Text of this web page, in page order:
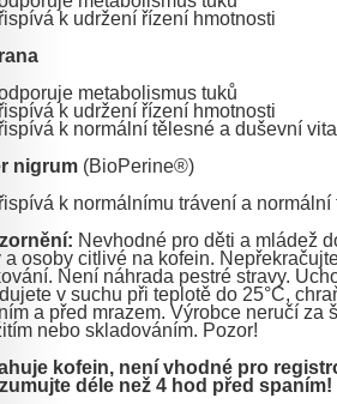
k udržení řízení hmotnosti
metabolismus tuků
k udržení řízení hmotnosti
k normální tělesné a duševní
nigrum (BioPerine®)
k normálnímu trávení a normální
Nevhodné pro děti a mládež
a osoby citlivé na kofein.
Není náhrada pestré stravy.
v suchu při teplotě do 25°C,
a před mrazem. Výrobce neručí za
nebo skladováním. Pozor!
kofein, není vhodné pro
déle než 4 hod před spaním!